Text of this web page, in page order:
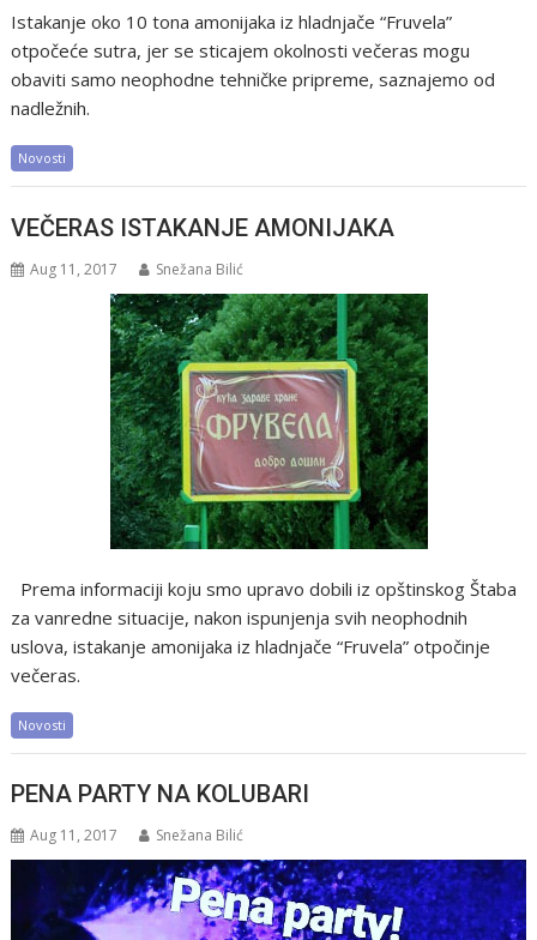
Istakanje oko 10 tona amonijaka iz hladnjače “Fruvela”
otpočeće sutra, jer se sticajem okolnosti večeras mogu
obaviti samo neophodne tehničke pripreme, saznajemo od
nadležnih.
Novosti
VEČERAS ISTAKANJE AMONIJAKA
Aug 11, 2017 Snežana Bilić
Prema informaciji koju smo upravo dobili iz opštinskog Štaba
za vanredne situacije, nakon ispunjenja svih neophodnih
uslova, istakanje amonijaka iz hladnjače “Fruvela” otpočinje
večeras.
Novosti
PENA PARTY NA KOLUBARI
Aug 11, 2017 Snežana Bilić